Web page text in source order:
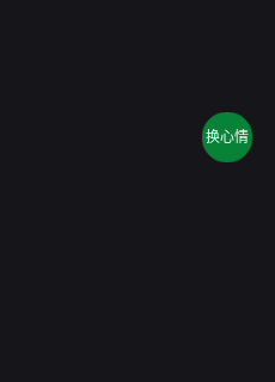
换心情